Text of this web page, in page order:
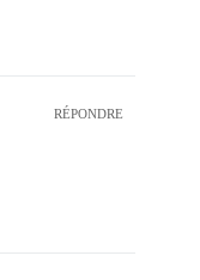
RÉPONDRE